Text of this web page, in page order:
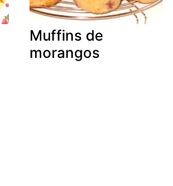
Muffins de
morangos